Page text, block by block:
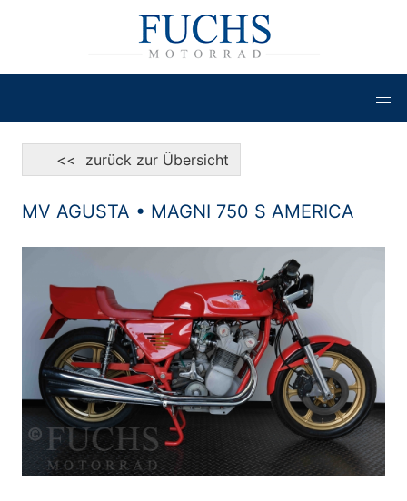
<< zurück zur Übersicht
MV AGUSTA • MAGNI 750 S AMERICA